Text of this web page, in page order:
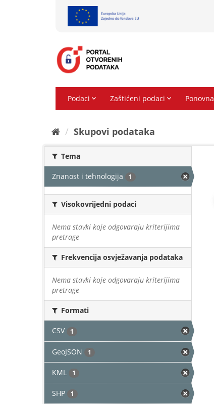
Skupovi podаtаkа
Tema
Znanost i tehnologija 1
Visokovrijedni podaci
Nema stavki koje odgovaraju kriterijima
pretrage
Frekvencija osvježavanja podataka
Nema stavki koje odgovaraju kriterijima
pretrage
Formati
CSV 1
GeoJSON 1
KML 1
SHP 1